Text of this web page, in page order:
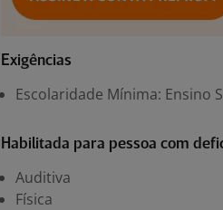
Exigências
Escolaridade Mínima: Ensino
Habilitada para pessoa com
Auditiva
Física